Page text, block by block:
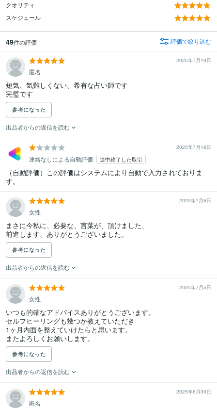
クオリティ
スケジュール
49件の評価 評価で絞り込む
2025年7月19日
匿名
短気、気難しくない、希有な占い師です
参考になった
出品者からの返信を読む
2025年7月18日
連絡なしによる自動評価 途中終了した取引
（自動評価）この評価はシステムにより自動で入力されておりま
す。
2025年7月6日
女性
まさに今私に、必要な、言葉が、頂けました、
前進します、ありがとうございました。
参考になった
出品者からの返信を読む
2025年7月5日
女性
いつも的確なアドバイスありがとうございます。
セルフヒーリングも幾つか教えていただき
1ヶ月内面を整えていけたらと思います。
またよろしくお願いします。
参考になった
出品者からの返信を読む
2025年6月30日
匿名